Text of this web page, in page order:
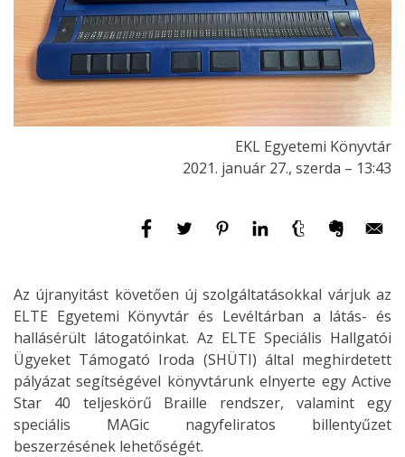
EKL Egyetemi Könyvtár
2021. január 27., szerda – 13:43
Az újranyitást követően új szolgáltatásokkal várjuk az
ELTE Egyetemi Könyvtár és Levéltárban a látás- és
hallásérült látogatóinkat. Az ELTE Speciális Hallgatói
Ügyeket Támogató Iroda (SHÜTI) által meghirdetett
pályázat segítségével könyvtárunk elnyerte egy Active
Star 40 teljeskörű Braille rendszer, valamint egy
speciális MAGic nagyfeliratos billentyűzet
beszerzésének lehetőségét.